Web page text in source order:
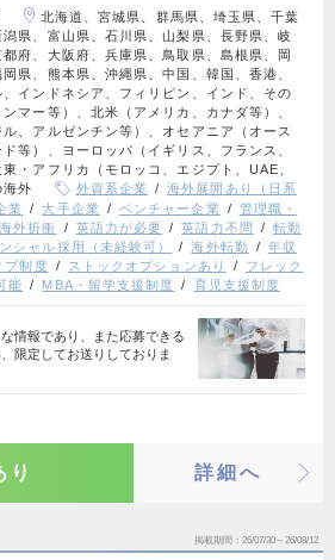
北海道、宮城県、群馬県、埼玉県、千葉
県、富山県、石川県、山梨県、長野県、岐
府、大阪府、兵庫県、鳥取県、島根県、岡
県、熊本県、沖縄県、中国、韓国、香港、
インドネシア、フィリピン、インド、その
マー等）、北米（アメリカ、カナダ等）、
、アルゼンチン等）、オセアニア（オース
等）、ヨーロッパ（イギリス、フランス、
・アフリカ（モロッコ、エジプト、UAE、
海外
外資系企業
海外展開あり（日系
業 大手企業 ベンチャー企業
管理職・
海外折衝 英語力が必要 英語力不問
転勤
シャル採用（未経験可） 海外転勤
年収
ブ制度 ストックオプションあり
フレック
能 MBA・留学支援制度 育児支援制度
情報であり、また応募できる
限定してお送りしておりま
り 詳細へ
掲載期間 26/07/30～26/08/12